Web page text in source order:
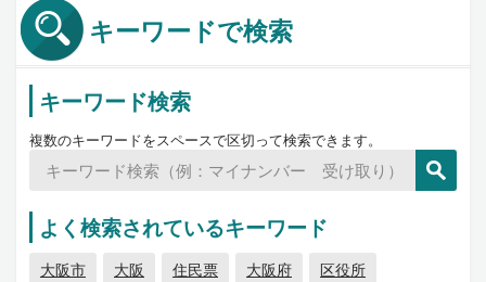
キーワードで検索
キーワード検索
複数のキーワードをスペースで区切って検索できます。
よく検索されているキーワード
大阪市 大阪 住民票 大阪府
区役所